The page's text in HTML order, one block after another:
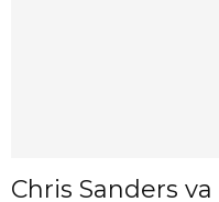
Chris Sanders